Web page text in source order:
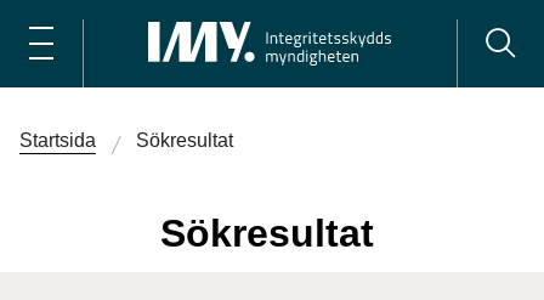
Startsida Sökresultat
Sökresultat